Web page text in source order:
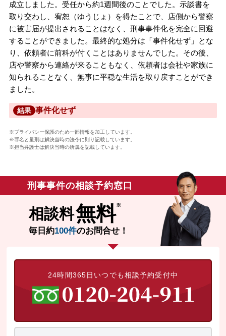
成立しました。受任から約1週間後のことでした。示談書を
取り交わし、宥恕（ゆうじょ）を得たことで、店側から警察
に被害届が提出されることはなく、刑事事件化を完全に回避
することができました。最終的な処分は「事件化せず」とな
り、依頼者に前科が付くことはありませんでした。その後、
店や警察から連絡が来ることもなく、依頼者は会社や家族に
知られることなく、無事に平穏な生活を取り戻すことができ
ました。
結果 事件化せず
※プライバシー保護のため一部情報を加工しています。
※罪名と量刑は解決当時の法令に則り記載しています。
※担当弁護士は解決当時の所属を記載しています。
刑事事件の相談予約窓口
相談料無料
毎日約100件のお問合せ！
24時間365日いつでも相談予約受付中